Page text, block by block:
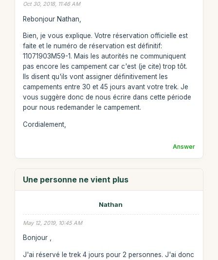
Oct 30, 2018, 11:46 AM
Rebonjour Nathan,
Bien, je vous explique. Votre réservation officielle est
faite et le numéro de réservation est définitif:
11071903M59-1. Mais les autorités ne communiquent
pas encore les campement car c'est (je cite) trop tôt.
Ils disent qu'ils vont assigner définitivement les
campements entre 30 et 45 jours avant votre trek. Je
vous suggère donc de nous écrire dans cette période
pour nous redemander le campement.
Cordialement,
Answer
Une personne ne vient plus
Nathan
May 12, 2019, 10:45 AM
Bonjour ,
J'ai réservé le trek 4 jours pour 2 personnes. J'ai donc